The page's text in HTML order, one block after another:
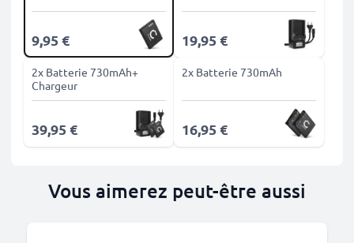
9,95 € 19,95 €
2x Batterie 730mAh+
Chargeur
39,95 €
2x Batterie 730mAh
16,95 €
Vous aimerez peut-être aussi